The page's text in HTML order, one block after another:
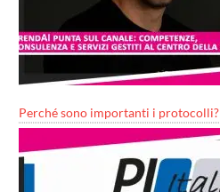
Perché sono importanti i protocolli?